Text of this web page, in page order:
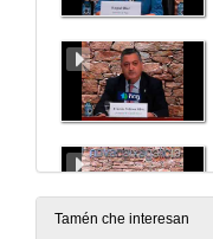
Tamén che interesan